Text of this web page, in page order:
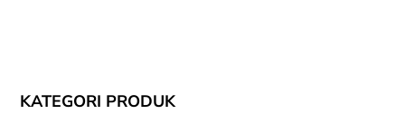
KATEGORI PRODUK